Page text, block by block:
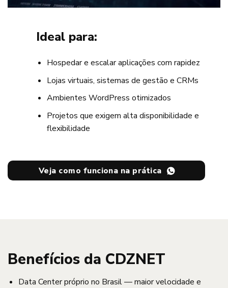
Ideal para:
Hospedar e escalar aplicações com rapidez
Lojas virtuais, sistemas de gestão e CRMs
Ambientes WordPress otimizados
Projetos que exigem alta disponibilidade e
flexibilidade
Veja como funciona na prática
Benefícios da CDZNET
Data Center próprio no Brasil — maior velocidade e